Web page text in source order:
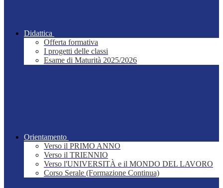
Didattica
Offerta formativa
I progetti delle classi
Esame di Maturità 2025/2026
Orientamento
Verso il PRIMO ANNO
Verso il TRIENNIO
Verso l'UNIVERSITÀ e il MONDO DEL LAVORO
Corso Serale (Formazione Continua)